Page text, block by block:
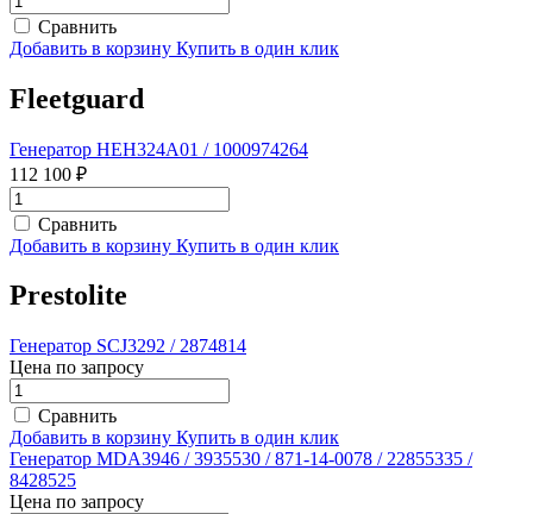
Сравнить
Добавить в корзину Купить в один клик
Fleetguard
Генератор HEH324A01 / 1000974264
112 100 ₽
Сравнить
Добавить в корзину Купить в один клик
Prestolite
Генератор SCJ3292 / 2874814
Цена по запросу
Сравнить
Добавить в корзину Купить в один клик
Генератор MDA3946 / 3935530 / 871-14-0078 / 22855335 /
8428525
Цена по запросу